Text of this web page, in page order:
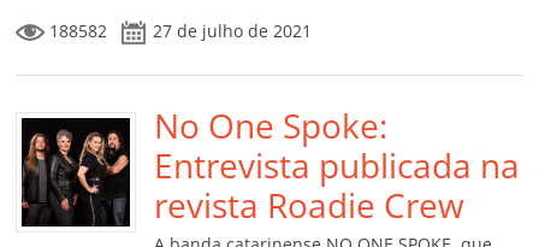
a
c
e
b
o
o
w
itt
er
m
ai
l
h
at
s
A
p
p
n
k
e
dI
n
o
o
gl
e
Cl
a
y
Li
n
k
p
til
h
188582 27 de julho de 2021
No One Spoke:
Entrevista publicada na
revista Roadie Crew